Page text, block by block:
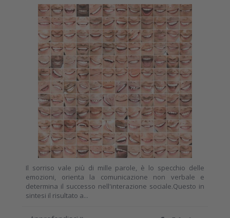
Il sorriso vale più di mille parole, è lo specchio delle
emozioni, orienta la comunicazione non verbale e
determina il successo nell'interazione sociale.Questo in
sintesi il risultato a...